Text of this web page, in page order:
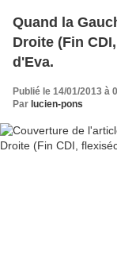
Quand la
Droite (Fin
d'Eva.
Publié le 14/01/2013 à
Par lucien-pons